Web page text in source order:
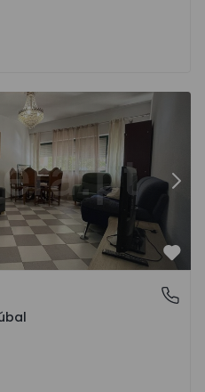
e Afonsoeiro -